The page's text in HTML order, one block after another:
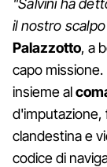
"Salvini ha
il nostro
Palazzotto, a
capo
insieme al
d'imputazione,
clandestina e
codice di